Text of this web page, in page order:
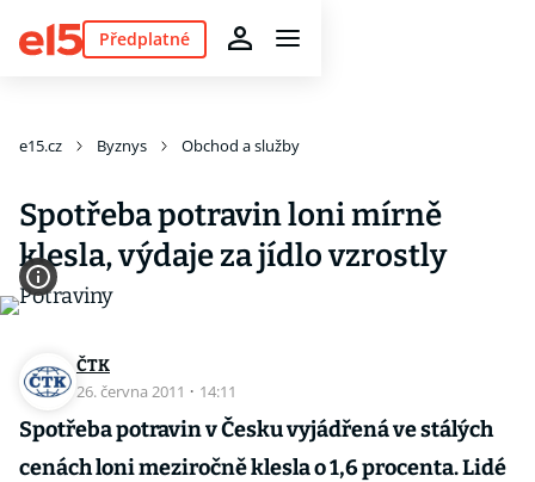
Předplatné
e15.cz Byznys Obchod a služby
Spotřeba potravin loni mírně
klesla, výdaje za jídlo vzrostly
ČTK
26. června 2011 · 14:11
Spotřeba potravin v Česku vyjádřená ve stálých
cenách loni meziročně klesla o 1,6 procenta. Lidé